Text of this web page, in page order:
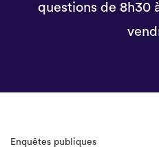
questions de 8h30
Enquêtes publiques